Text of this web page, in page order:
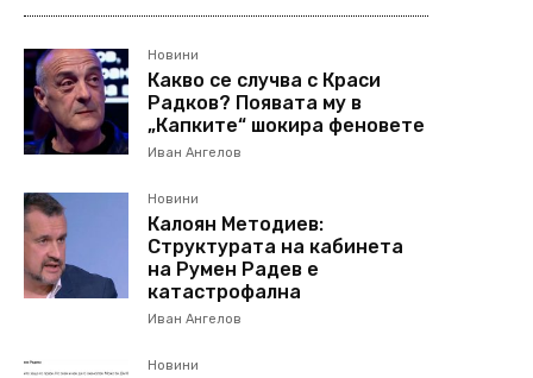
Новини
Какво се случва с Краси
Радков? Появата му в
„Капките“ шокира феновете
Иван Ангелов
Новини
Калоян Методиев:
Структурата на кабинета
на Румен Радев е
катастрофална
Иван Ангелов
Новини